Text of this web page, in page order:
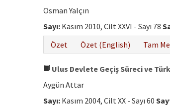
Osman Yalçın
Sayı: Kasım 2010, Cilt XXVI - Sayı 78
Özet
Özet (English) Tam
Ulus Devlete Geçiş Süreci ve
Aygün Attar
Sayı: Kasım 2004, Cilt XX - Sayı 60